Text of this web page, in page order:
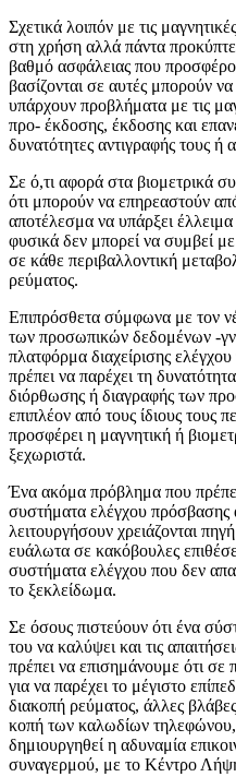
Σχετικά λοιπόν με τις
στη χρήση αλλά πάντα
βαθμό ασφάλειας που
βασίζονται σε αυτές μπορούν
υπάρχουν προβλήματα με τις
προ- έκδοσης, έκδοσης και
δυνατότητες αντιγραφής τους ή
Σε ό,τι αφορά στα βιομετρικά
ότι μπορούν να επηρεαστούν
αποτέλεσμα να υπάρξει έλλειμα
φυσικά δεν μπορεί να συμβεί με
σε κάθε περιβαλλοντική
ρεύματος.
Επιπρόσθετα σύμφωνα με τον
των προσωπικών δεδομένων -
πλατφόρμα διαχείρισης
πρέπει να παρέχει τη
διόρθωσης ή διαγραφής των
επιπλέον από τους ίδιους τους
προσφέρει η μαγνητική ή
ξεχωριστά.
Ένα ακόμα πρόβλημα που
συστήματα ελέγχου πρόσβασης
λειτουργήσουν χρειάζονται
ευάλωτα σε κακόβουλες
συστήματα ελέγχου που δεν
το ξεκλείδωμα.
Σε όσους πιστεύουν ότι ένα
του να καλύψει και τις
πρέπει να επισημάνουμε ότι σε
για να παρέχει το μέγιστο
διακοπή ρεύματος, άλλες
κοπή των καλωδίων
δημιουργηθεί η αδυναμία
συναγερμού, με το Κέντρο